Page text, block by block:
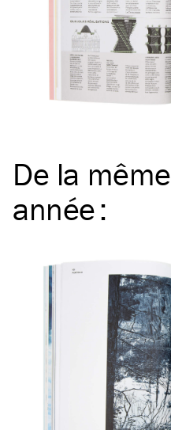
De la même
année: